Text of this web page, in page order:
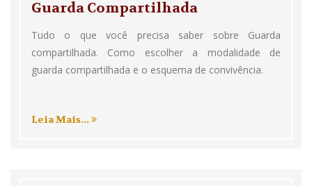
Guarda Compartilhada
Tudo o que você precisa saber sobre Guarda
compartilhada. Como escolher a modalidade de
guarda compartilhada e o esquema de convivência.
Leia Mais...